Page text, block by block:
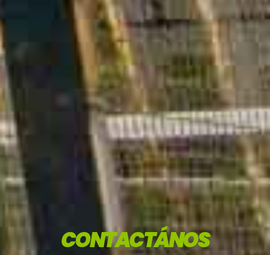
CONTACTÁNOS